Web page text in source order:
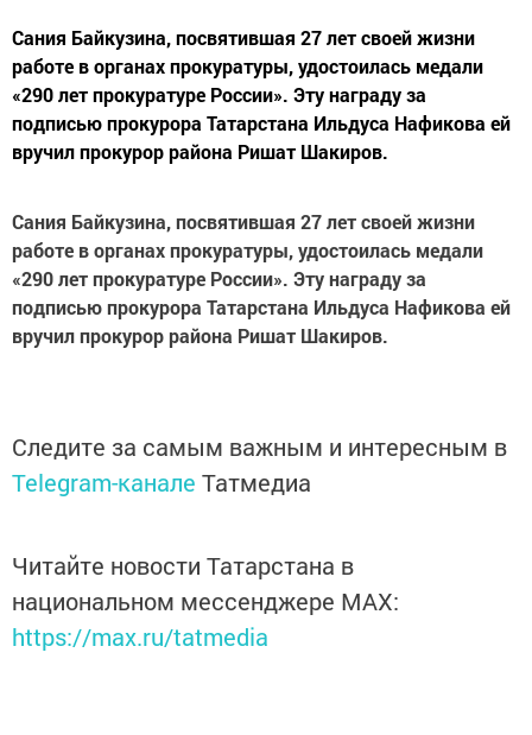
Сания Байкузина, посвятившая 27 лет своей жизни
работе в органах прокуратуры, удостоилась медали
«290 лет прокуратуре России». Эту награду за
подписью прокурора Татарстана Ильдуса Нафикова ей
вручил прокурор района Ришат Шакиров.
Сания Байкузина, посвятившая 27 лет своей жизни
работе в органах прокуратуры, удостоилась медали
«290 лет прокуратуре России». Эту награду за
подписью прокурора Татарстана Ильдуса Нафикова ей
вручил прокурор района Ришат Шакиров.
Следите за самым важным и интересным в
Telegram-канале Татмедиа
Читайте новости Татарстана в
национальном мессенджере MАХ:
https://max.ru/tatmedia